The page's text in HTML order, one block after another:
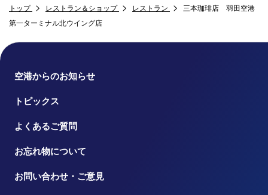
トップ レストラン＆ショップ レストラン
三本珈琲店 羽田空港
第一ターミナル北ウイング店
空港からのお知らせ
トピックス
よくあるご質問
お忘れ物について
お問い合わせ・ご意見